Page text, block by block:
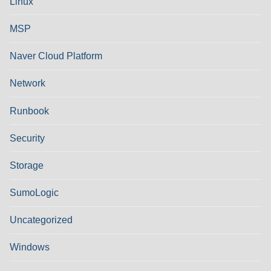
MSP
Naver Cloud Platform
Network
Runbook
Security
Storage
SumoLogic
Uncategorized
Windows